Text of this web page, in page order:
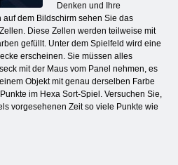
Denken und Ihre
auf dem Bildschirm sehen Sie das
Diese Zellen werden teilweise mit
gefüllt. Unter dem Spielfeld wird eine
erscheinen. Sie müssen alles
mit der Maus vom Panel nehmen, es
Objekt mit genau derselben Farbe
im Hexa Sort-Spiel. Versuchen Sie,
vorgesehenen Zeit so viele Punkte wie